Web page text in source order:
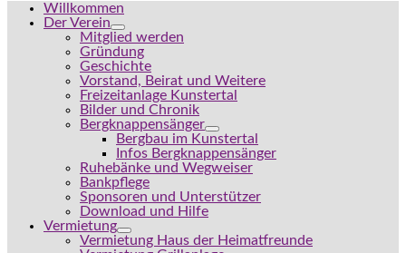
Willkommen
Der Verein
Mitglied werden
Gründung
Geschichte
Vorstand, Beirat und Weitere
Freizeitanlage Kunstertal
Bilder und Chronik
Bergknappensänger
Bergbau im Kunstertal
Infos Bergknappensänger
Ruhebänke und Wegweiser
Bankpflege
Sponsoren und Unterstützer
Download und Hilfe
Vermietung
Vermietung Haus der Heimatfreunde